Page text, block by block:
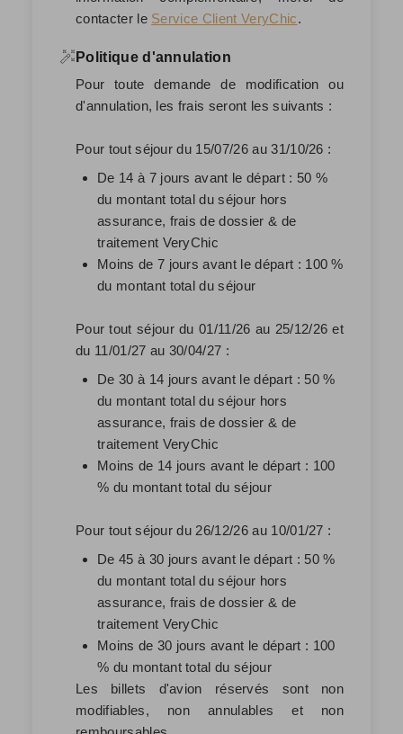
contacter le Service Client VeryChic.
Politique d'annulation
Pour toute demande de modification ou
d'annulation, les frais seront les suivants :
Pour tout séjour du 15/07/26 au 31/10/26 :
De 14 à 7 jours avant le départ : 50 %
du montant total du séjour hors
assurance, frais de dossier & de
traitement VeryChic
Moins de 7 jours avant le départ : 100 %
du montant total du séjour
Pour tout séjour du 01/11/26 au 25/12/26 et
du 11/01/27 au 30/04/27 :
De 30 à 14 jours avant le départ : 50 %
du montant total du séjour hors
assurance, frais de dossier & de
traitement VeryChic
Moins de 14 jours avant le départ : 100
% du montant total du séjour
Pour tout séjour du 26/12/26 au 10/01/27 :
De 45 à 30 jours avant le départ : 50 %
du montant total du séjour hors
assurance, frais de dossier & de
traitement VeryChic
Moins de 30 jours avant le départ : 100
% du montant total du séjour
Les billets d'avion réservés sont non
modifiables, non annulables et non